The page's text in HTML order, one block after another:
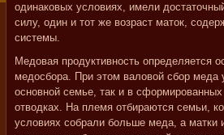
одинаковых условиях, имели
силу, один и тот же возраст маток,
системы.
Медовая продуктивность определяется
медосбора. При этом валовой сбор меда
основной семье, так и в
отводках. На племя отбираются семьи,
условиях собрали больше меда, а матки